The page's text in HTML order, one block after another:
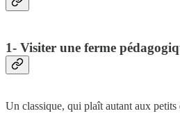
1- Visiter une ferme
Un classique, qui plaît autant aux petits